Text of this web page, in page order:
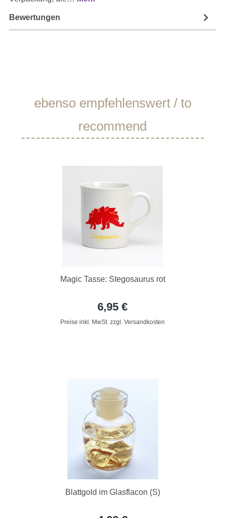
Bewertungen
Produktgalerie überspringen
ebenso empfehlenswert / to
recommend
Magic Tasse: Stegosaurus rot
6,95 €
Preise inkl. MwSt. zzgl. Versandkosten
Blattgold im Glasflacon (S)